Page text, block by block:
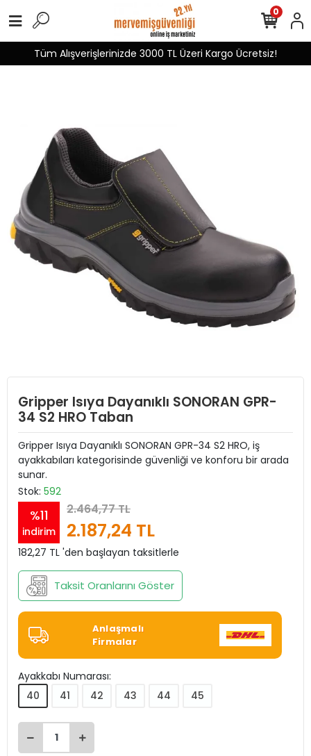
Tüm Alışverişlerinizde 3000 TL Üzeri Kargo Ücretsiz!
0
Gripper Isıya Dayanıklı SONORAN GPR-
34 S2 HRO Taban
Gripper Isıya Dayanıklı SONORAN GPR-34 S2 HRO, iş
ayakkabıları kategorisinde güvenliği ve konforu bir arada
sunar.
Stok: 592
%11
indirim
2.464,77 TL
2.187,24 TL
182,27 TL 'den başlayan taksitlerle
Taksit Oranlarını Göster
Anlaşmalı
Firmalar
Ayakkabı Numarası:
40
41 42 43 44 45